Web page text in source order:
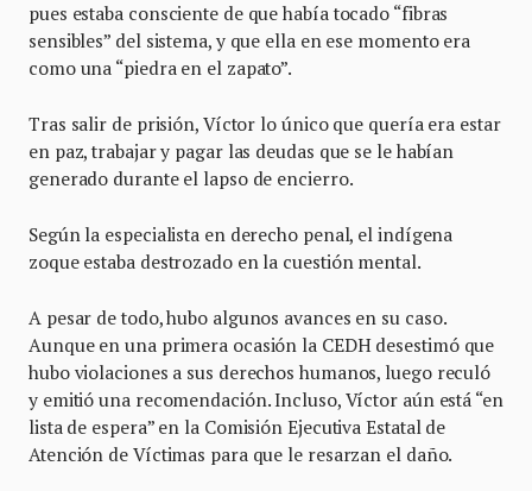
pues estaba consciente de que había tocado “fibras
sensibles” del sistema, y que ella en ese momento era
como una “piedra en el zapato”.
Tras salir de prisión, Víctor lo único que quería era estar
en paz, trabajar y pagar las deudas que se le habían
generado durante el lapso de encierro.
Según la especialista en derecho penal, el indígena
zoque estaba destrozado en la cuestión mental.
A pesar de todo, hubo algunos avances en su caso.
Aunque en una primera ocasión la CEDH desestimó que
hubo violaciones a sus derechos humanos, luego reculó
y emitió una recomendación. Incluso, Víctor aún está “en
lista de espera” en la Comisión Ejecutiva Estatal de
Atención de Víctimas para que le resarzan el daño.